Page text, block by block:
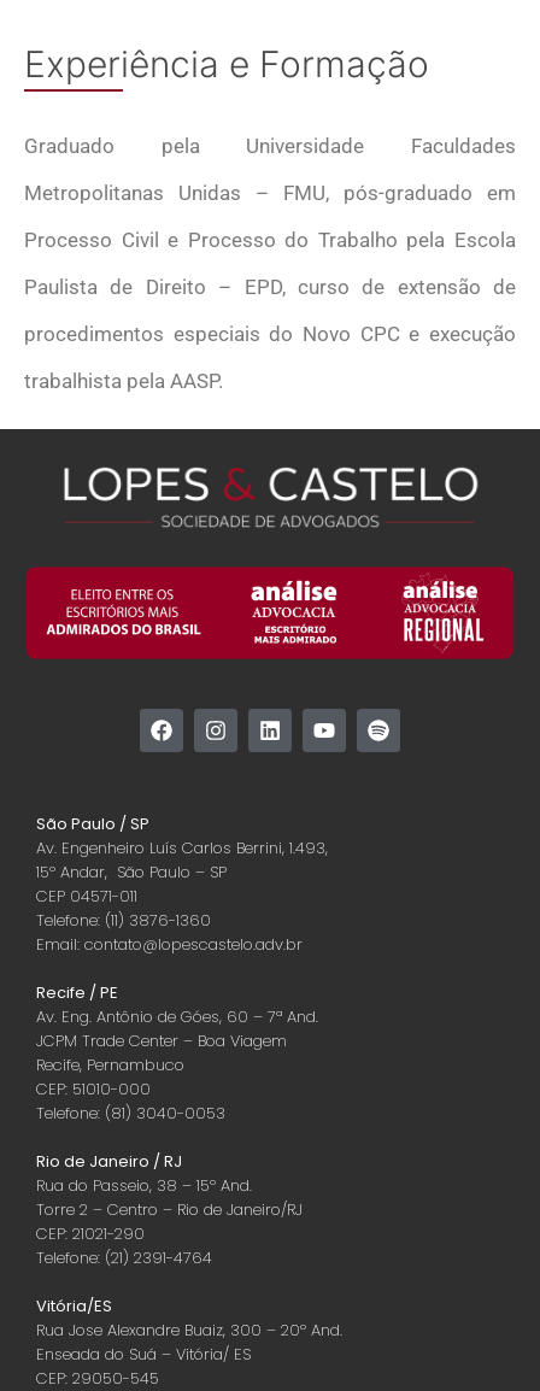
Experiência e Formação
Graduado pela Universidade Faculdades
Metropolitanas Unidas – FMU, pós-graduado em
Processo Civil e Processo do Trabalho pela Escola
Paulista de Direito – EPD, curso de extensão de
procedimentos especiais do Novo CPC e execução
trabalhista pela AASP.
São Paulo / SP
Av. Engenheiro Luís Carlos Berrini, 1.493,
15º Andar, São Paulo – SP
CEP 04571-011
Telefone: (11) 3876-1360
Email: contato@lopescastelo.adv.br
Recife / PE
Av. Eng. Antônio de Góes, 60 – 7ª And.
JCPM Trade Center – Boa Viagem
Recife, Pernambuco
CEP: 51010-000
Telefone: (81) 3040-0053
Rio de Janeiro / RJ
Rua do Passeio, 38 – 15º And.
Torre 2 – Centro – Rio de Janeiro/RJ
CEP: 21021-290
Telefone: (21) 2391-4764
Vitória/ES
Rua Jose Alexandre Buaiz, 300 – 20º And.
Enseada do Suá – Vitória/ ES
CEP: 29050-545